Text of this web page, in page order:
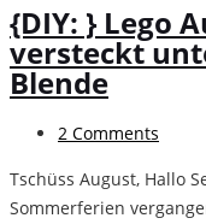
{DIY: } Lego
versteckt
Blende
2 Comments
Tschüss August, Hallo
Sommerferien